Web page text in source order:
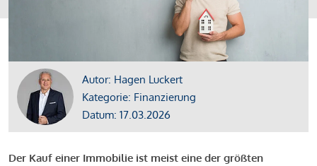
Autor: Hagen Luckert
Kategorie: Finanzierung
Datum: 17.03.2026
Der Kauf einer Immobilie ist meist eine der größten